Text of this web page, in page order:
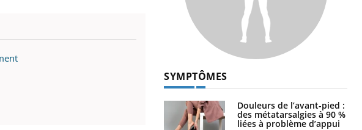
SYMPTÔMES
Douleurs de l’avant-pied :
des métatarsalgies à 90 %
liées à problème d’appui